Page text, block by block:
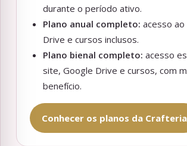
durante o período ativo.
Plano anual completo: acesso
Drive e cursos inclusos.
Plano bienal completo: acesso
site, Google Drive e cursos, com
benefício.
Conhecer os planos da Crafteria